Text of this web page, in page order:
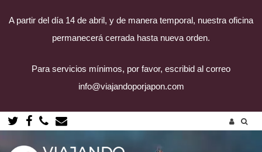
A partir del día 14 de abril, y de manera temporal, nuestra oficina
permanecerá cerrada hasta nueva orden.
Para servicios mínimos, por favor, escribid al correo
info@viajandoporjapon.com
Saltar
al
contenido